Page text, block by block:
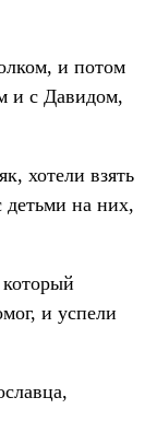
и потом
и с Давидом,
хотели взять
на них,
и успели